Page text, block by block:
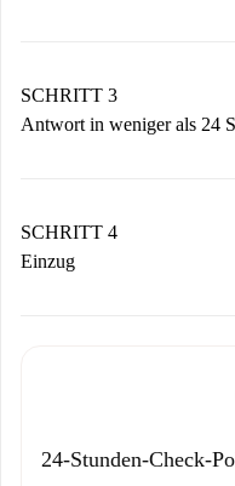
Denk daran, dass wir
Vermieter zustimmt.
SCHRITT 3
Antwort in weniger als 24
stellen den Kontakt
Wenn der Vermieter
SCHRITT 4
Einzug
24-Stunden-Check-